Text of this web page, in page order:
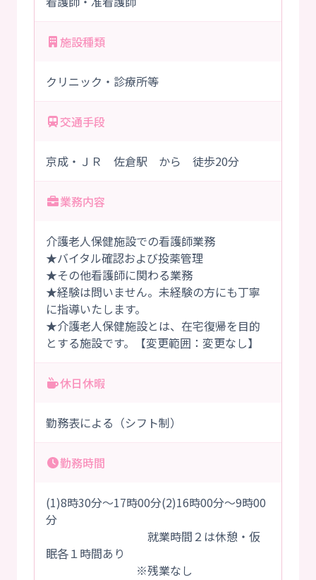
施設種類
クリニック・診療所等
交通手段
京成・ＪＲ 佐倉駅 から 徒歩20分
業務内容
介護老人保健施設での看護師業務
★バイタル確認および投薬管理
★その他看護師に関わる業務
★経験は問いません。未経験の方にも丁寧
に指導いたします。
★介護老人保健施設とは、在宅復帰を目的
とする施設です。【変更範囲：変更なし】
休日休暇
勤務表による（シフト制）
勤務時間
(1)8時30分～17時00分(2)16時00分～9時00
分
就業時間２は休憩・仮
眠各１時間あり
※残業なし